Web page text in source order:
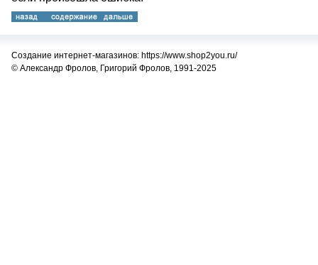
Создание интернет-магазинов: https://www.shop2you.ru/
© Александр Фролов, Григорий Фролов, 1991-2025